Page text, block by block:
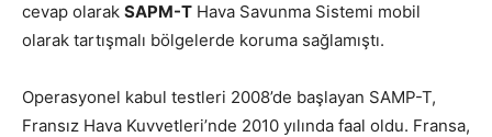
cevap olarak SAPM-T Hava Savunma Sistemi mobil
olarak tartışmalı bölgelerde koruma sağlamıştı.
Operasyonel kabul testleri 2008’de başlayan SAMP-T,
Fransız Hava Kuvvetleri’nde 2010 yılında faal oldu. Fransa,